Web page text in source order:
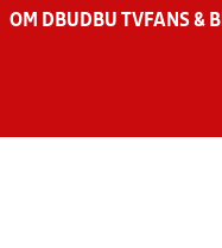
OM DBU DBU TV FANS &